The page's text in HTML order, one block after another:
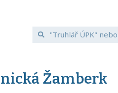
Žamberk